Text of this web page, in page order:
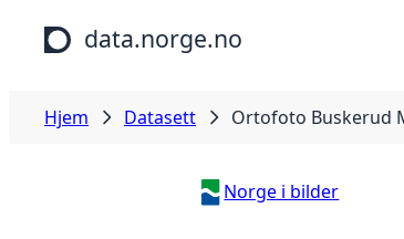
Hopp til hovedinnhold
data.norge.no
Hjem Datasett Ortofoto Buskerud
Norge i bilder